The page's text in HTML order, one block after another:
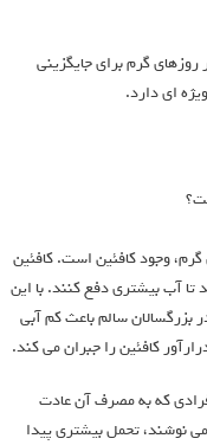
گرم برای جایگزینی
ای دارد.
وجود کافئین است. کافئین
آب بیشتری دفع کنند. با این
بزرگسالان سالم باعث کم آبی
کافئین را جبران می کند.
که به مصرف آن عادت
نوشند، تحمل بیشتری پیدا